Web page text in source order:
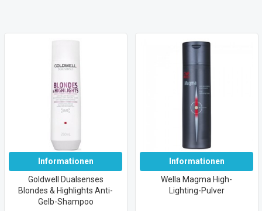
Informationen
Goldwell Dualsenses
Blondes & Highlights Anti-
Gelb-Shampoo
Informationen
Wella Magma High-
Lighting-Pulver